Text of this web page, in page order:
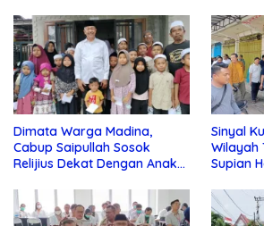
Dimata Warga Madina,
Cabup Saipullah Sosok
Relijius Dekat Dengan Anak
Sinyal
Wilayah
Supian